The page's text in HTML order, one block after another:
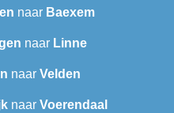
naar Baexem
naar Linne
naar Velden
naar Voerendaal